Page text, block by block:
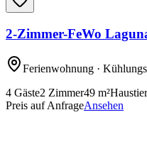
2-Zimmer-FeWo
Ferienwohnung ·
4 Gäste2 Zimmer49 m²
Preis auf AnfrageAnsehen